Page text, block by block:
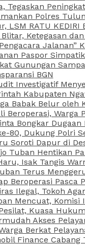
Polres
LSM RATU
Ketegasan
Jalanan”
Paspor
Gunungan
BGN
Investigatif
Kabupaten
Babak Belur
Warga
Bongkar
80, Dukung Polri
Soroti Dapur di
Hentikan
Isak Tangis
Terus
Ilegal, Tokoh
Mencuat, Komisi
Kuasa
Akses
Berkat
Finance